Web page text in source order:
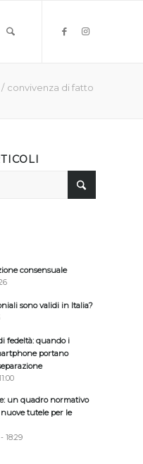
/ convivenza di fatto
consensuale
sono validi in Italia?
fedeltà: quando i
portano
un quadro normativo
tutele per le
18:29